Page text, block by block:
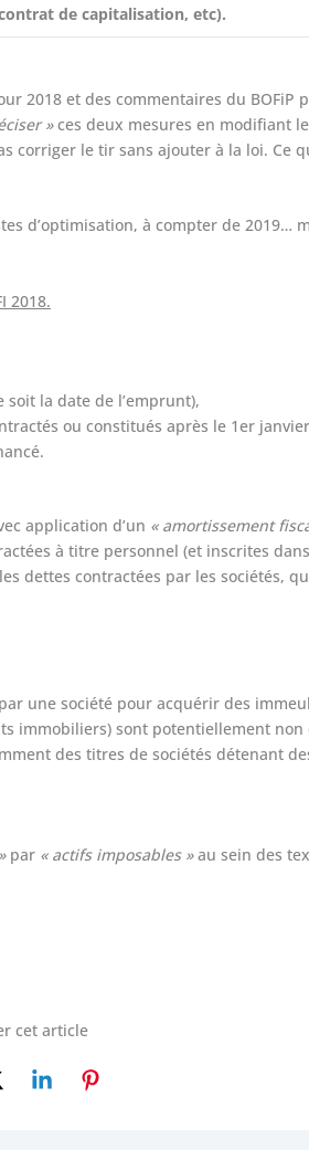
de capitalisation, etc).
2018 et des commentaires du BOFiP
»ces deux mesures en modifiant
corriger le tir sans ajouter à la loi. Ce
d’optimisation, à compter de 2019…
2018.
la date de l’emprunt),
ou constitués après le 1er
application d’un « amortissement
à titre personnel (et inscrites
dettes contractées par les sociétés,
une société pour acquérir des
immobiliers) sont potentiellement non
des titres de sociétés détenant
par « actifs imposables »au sein des
cet article